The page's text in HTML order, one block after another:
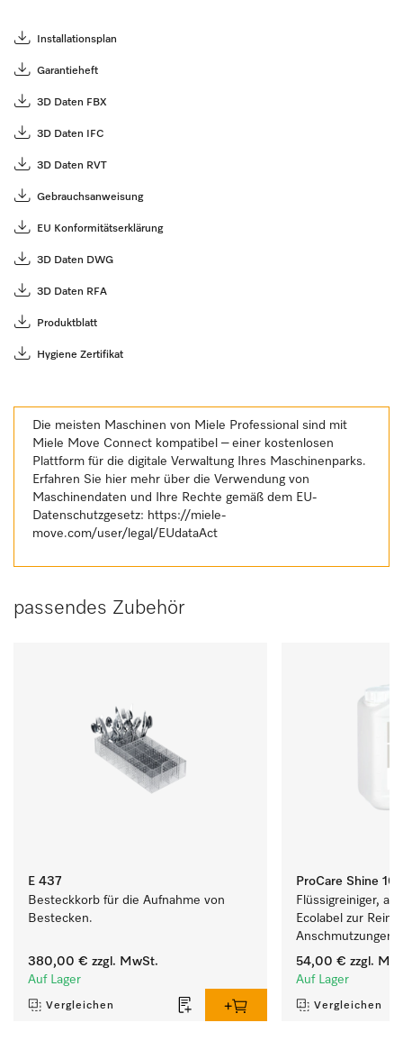
Installationsplan
Garantieheft
3D Daten FBX
3D Daten IFC
3D Daten RVT
Gebrauchsanweisung
EU Konformitätserklärung
3D Daten DWG
3D Daten RFA
Produktblatt
Hygiene Zertifikat
Die meisten Maschinen von Miele Professional sind mit
Miele Move Connect kompatibel – einer kostenlosen
Plattform für die digitale Verwaltung Ihres Maschinenparks.
Erfahren Sie hier mehr über die Verwendung von
Maschinendaten und Ihre Rechte gemäß dem EU-
Datenschutzgesetz: https://miele-
move.com/user/legal/EUdataAct
passendes Zubehör
E 437
Besteckkorb für die Aufnahme von
Bestecken.
380,00 € zzgl. MwSt.
Auf Lager
Vergleichen
ProCare Shine 10
Flüssigreiniger,
Ecolabel zur
Anschmutzungen
Besteck und
54,00 € zzgl.
Auf Lager
Vergleichen